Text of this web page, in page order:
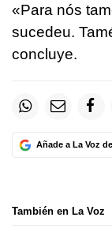
«Para nós
sucedeu.
concluye.
Añade a La Voz
También en La Voz